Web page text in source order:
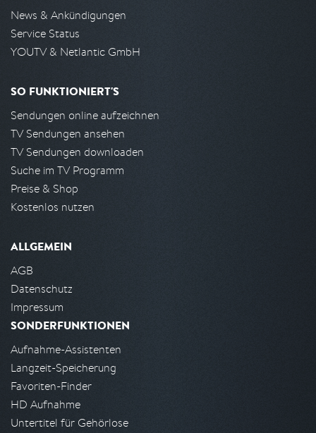
News & Ankündigungen
Service Status
YOUTV & Netlantic GmbH
SO FUNKTIONIERT'S
Sendungen online aufzeichnen
TV Sendungen ansehen
TV Sendungen downloaden
Suche im TV Programm
Preise & Shop
Kostenlos nutzen
ALLGEMEIN
AGB
Datenschutz
Impressum
SONDERFUNKTIONEN
Aufnahme-Assistenten
Langzeit-Speicherung
Favoriten-Finder
HD Aufnahme
Untertitel für Gehörlose